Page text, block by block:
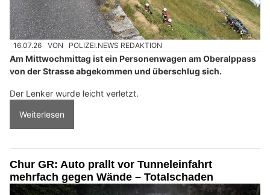
16.07.26 VON POLIZEI.NEWS REDAKTION
Am Mittwochmittag ist ein Personenwagen am Oberalppass
von der Strasse abgekommen und überschlug sich.
Der Lenker wurde leicht verletzt.
Weiterlesen
Chur GR: Auto prallt vor Tunneleinfahrt
mehrfach gegen Wände – Totalschaden